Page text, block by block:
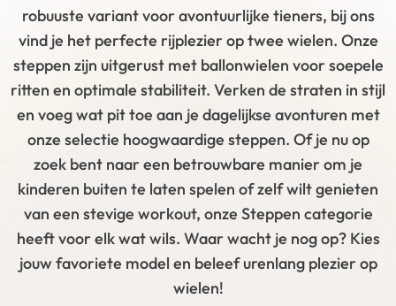
robuuste variant voor avontuurlijke tieners, bij ons
vind je het perfecte rijplezier op twee wielen. Onze
steppen zijn uitgerust met ballonwielen voor soepele
ritten en optimale stabiliteit. Verken de straten in stijl
en voeg wat pit toe aan je dagelijkse avonturen met
onze selectie hoogwaardige steppen. Of je nu op
zoek bent naar een betrouwbare manier om je
kinderen buiten te laten spelen of zelf wilt genieten
van een stevige workout, onze Steppen categorie
heeft voor elk wat wils. Waar wacht je nog op? Kies
jouw favoriete model en beleef urenlang plezier op
wielen!